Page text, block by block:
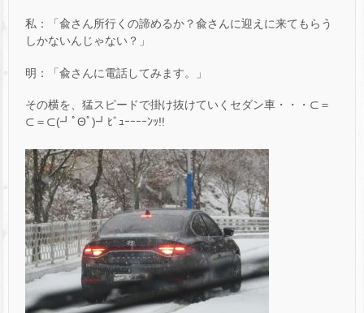
私：「兪さん所行くの諦めるか？兪さんに迎えに来てもらう
しかないんじゃない？」
明：「兪さんに電話してみます。」
その横を、猛スピードで掛け抜けていくセダン車・・・⊂＝
⊂＝⊂(┛ﾟΘﾟ)┛ﾋﾞｭｰｰｰｰﾝｯ!!